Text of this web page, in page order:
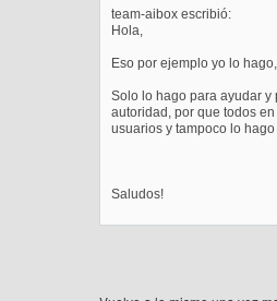
team-aibox escribió:
Hola,
Eso por ejemplo yo lo
Solo lo hago para ayudar y
autoridad, por que todos
usuarios y tampoco lo
Saludos!